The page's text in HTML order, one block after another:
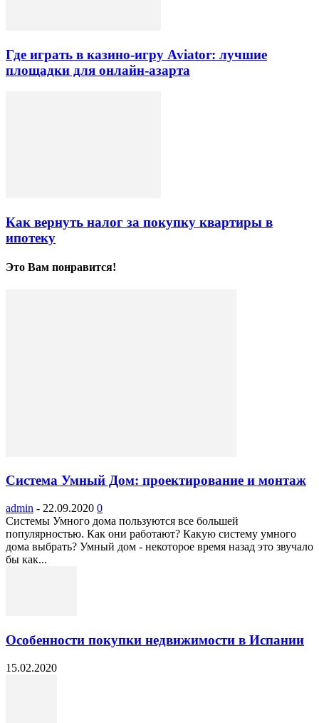
Где играть в казино-игру Aviator: лучшие
площадки для онлайн-азарта
Как вернуть налог за покупку квартиры в
ипотеку
Это Вам понравится!
Система Умный Дом: проектирование и монтаж
admin - 22.09.2020 0
Системы Умного дома пользуются все большей
популярностью. Как они работают? Какую систему умного
дома выбрать? Умный дом - некоторое время назад это звучало
бы как...
Особенности покупки недвижимости в Испании
15.02.2020